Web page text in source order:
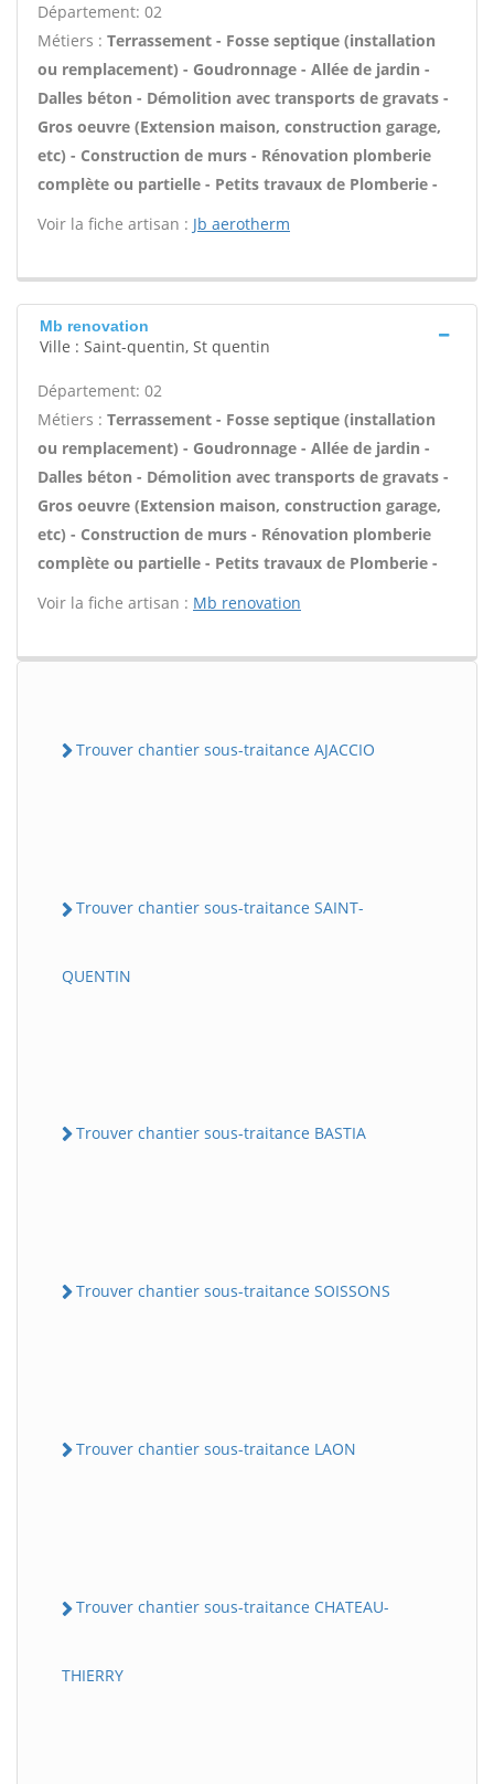
Département: 02
Métiers : Terrassement - Fosse septique (installation
ou remplacement) - Goudronnage - Allée de jardin -
Dalles béton - Démolition avec transports de gravats -
Gros oeuvre (Extension maison, construction garage,
etc) - Construction de murs - Rénovation plomberie
complète ou partielle - Petits travaux de Plomberie -
Voir la fiche artisan : Jb aerotherm
Mb renovation
Ville : Saint-quentin, St quentin
Département: 02
Métiers : Terrassement - Fosse septique (installation
ou remplacement) - Goudronnage - Allée de jardin -
Dalles béton - Démolition avec transports de gravats -
Gros oeuvre (Extension maison, construction garage,
etc) - Construction de murs - Rénovation plomberie
complète ou partielle - Petits travaux de Plomberie -
Voir la fiche artisan : Mb renovation
Trouver chantier sous-traitance AJACCIO
Trouver chantier sous-traitance SAINT-
QUENTIN
Trouver chantier sous-traitance BASTIA
Trouver chantier sous-traitance SOISSONS
Trouver chantier sous-traitance LAON
Trouver chantier sous-traitance CHATEAU-
THIERRY